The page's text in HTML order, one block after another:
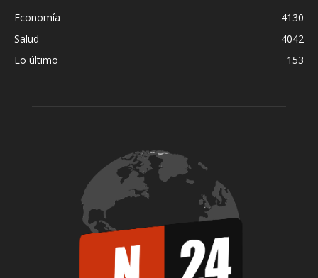
Economía
4130
Salud
4042
Lo último
153